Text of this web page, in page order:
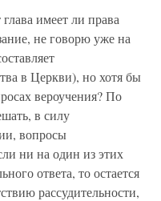
имеет ли права
не говорю уже на
в Церкви), но хотя бы
вероучения? По
в силу
вопросы
ни на один из этих
ответа, то остается
рассудительности,